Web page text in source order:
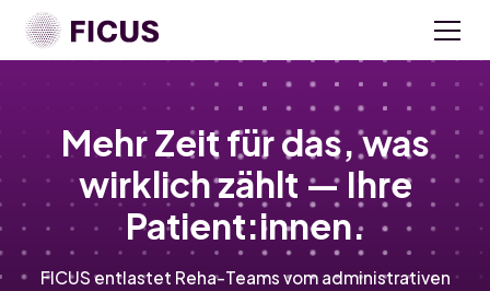
Mehr Zeit für das, was
wirklich zählt — Ihre
Patient:innen.
FICUS entlastet Reha-Teams vom administrativen